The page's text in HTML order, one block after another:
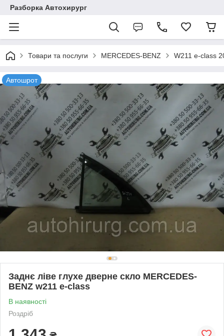
Разборка Автохирург
Товари та послуги MERCEDES-BENZ W211 e-class
Автошрот
Заднє ліве глухе дверне скло MERCEDES-
BENZ w211 e-class
В наявності
Роздріб